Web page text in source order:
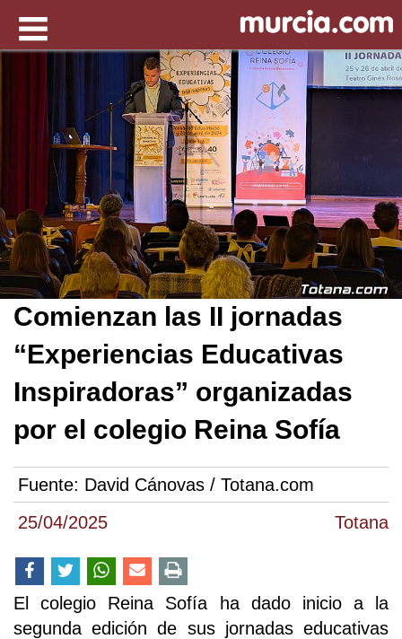
25/04/2025 Totana
Comienzan las II jornadas
“Experiencias Educativas
Inspiradoras” organizadas
por el colegio Reina Sofía
Fuente: David Cánovas / Totana.com
El colegio Reina Sofía ha dado inicio a la
segunda edición de sus jornadas educativas